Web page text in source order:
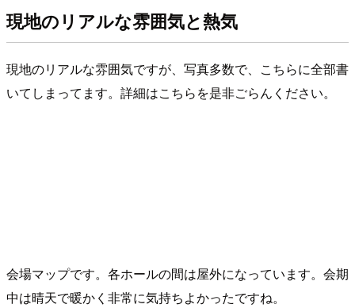
現地のリアルな雰囲気と熱気
現地のリアルな雰囲気ですが、写真多数で、こちらに全部書
いてしまってます。詳細はこちらを是非ごらんください。
会場マップです。各ホールの間は屋外になっています。会期
中は晴天で暖かく非常に気持ちよかったですね。